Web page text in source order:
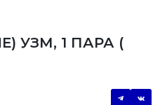
УЗМ, 1 ПАРА (